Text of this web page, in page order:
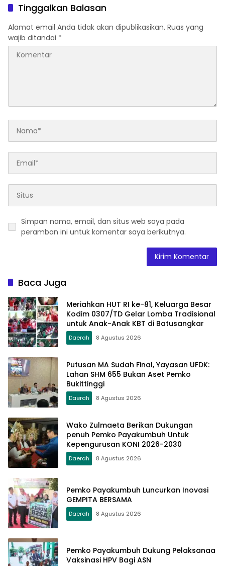
Tinggalkan Balasan
Alamat email Anda tidak akan dipublikasikan. Ruas yang
wajib ditandai *
Simpan nama, email, dan situs web saya pada
peramban ini untuk komentar saya berikutnya.
Baca Juga
Meriahkan HUT RI ke-81, Keluarga Besar
Kodim 0307/TD Gelar Lomba Tradisional
untuk Anak-Anak KBT di Batusangkar
Daerah 8 Agustus 2026
Putusan MA Sudah Final, Yayasan UFDK:
Lahan SHM 655 Bukan Aset Pemko
Bukittinggi
Daerah 8 Agustus 2026
Wako Zulmaeta Berikan Dukungan
penuh Pemko Payakumbuh Untuk
Kepengurusan KONI 2026-2030
Daerah 8 Agustus 2026
Pemko Payakumbuh Luncurkan Inovasi
GEMPITA BERSAMA
Daerah 8 Agustus 2026
Pemko Payakumbuh Dukung Pelaksanaa
Vaksinasi HPV Bagi ASN